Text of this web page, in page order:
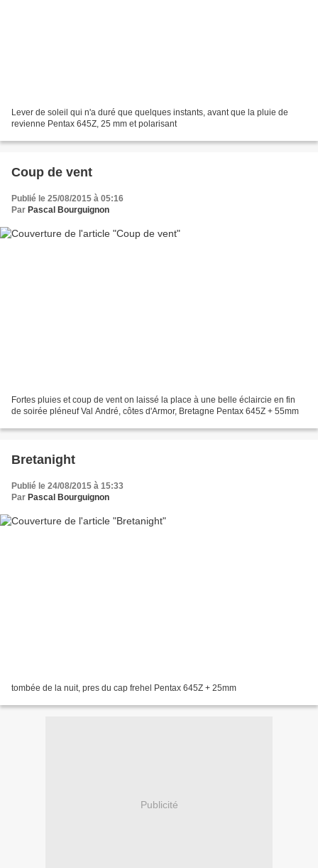
Lever de soleil qui n'a duré que quelques instants, avant que la pluie de
revienne Pentax 645Z, 25 mm et polarisant
Coup de vent
Publié le 25/08/2015 à 05:16
Par Pascal Bourguignon
Fortes pluies et coup de vent on laissé la place à une belle éclaircie en fin
de soirée pléneuf Val André, côtes d'Armor, Bretagne Pentax 645Z + 55mm
Bretanight
Publié le 24/08/2015 à 15:33
Par Pascal Bourguignon
tombée de la nuit, pres du cap frehel Pentax 645Z + 25mm
Publicité